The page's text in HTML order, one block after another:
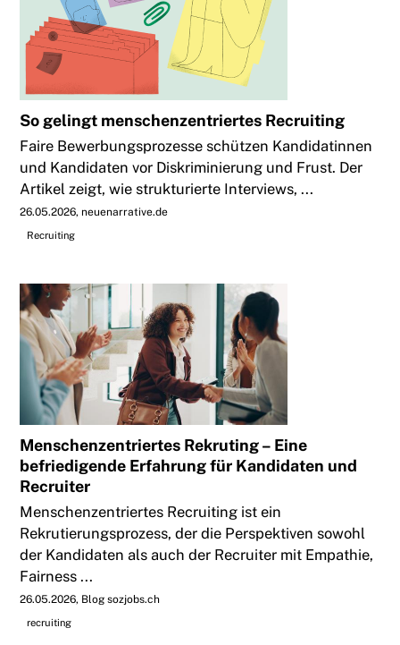
So gelingt menschenzentriertes Recruiting
Faire Bewerbungsprozesse schützen Kandidatinnen
und Kandidaten vor Diskriminierung und Frust. Der
Artikel zeigt, wie strukturierte Interviews, ...
26.05.2026 neuenarrative.de
Recruiting
Menschenzentriertes Rekruting – Eine
befriedigende Erfahrung für Kandidaten und
Recruiter
Menschenzentriertes Recruiting ist ein
Rekrutierungsprozess, der die Perspektiven sowohl
der Kandidaten als auch der Recruiter mit Empathie,
Fairness ...
26.05.2026 Blog sozjobs.ch
recruiting